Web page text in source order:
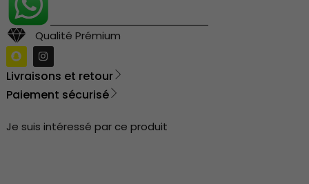
Qualité Prémium
Livraisons et retour
Paiement sécurisé
Je suis intéressé par ce produit